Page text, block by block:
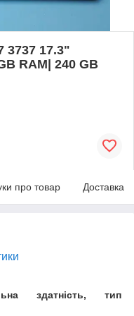
3737 17.3"
RAM| 240 GB
про товар Доставка
здатність, тип